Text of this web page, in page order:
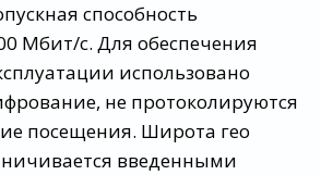
способность
Мбит/с. Для обеспечения
использовано
не протоколируются
посещения. Широта гео
введенными